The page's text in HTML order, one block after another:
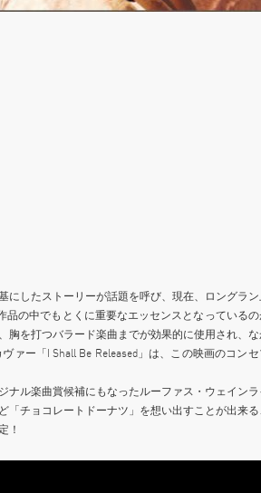
にしたストーリーが話題を呼び、現在、ロングラ
の中でもとくに重要なエッセンスとなっているの
胸を打つバラード楽曲までが効果的に使用され、
ァー「I Shall Be Released」は、この映画のコンセ
ナル楽曲賞候補にもなったルーファス・ウェインラ
「チョコレートドーナツ」を想い出すことが出来
！